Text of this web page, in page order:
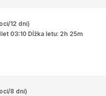
12 dní)
03:10 Dĺžka letu: 2h 25m
8 dní)